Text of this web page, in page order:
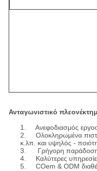
Ανταγωνιστικό
1. Ανεφοδιασμός
2. Ολοκληρωμένα
κ.λπ. και υψηλός -
3. Γρήγορη
4. Καλύτερες
5. COem & ODM